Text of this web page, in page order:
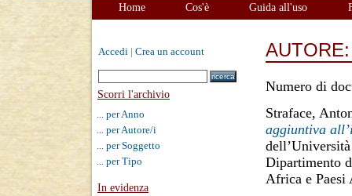
Home Cos'è Guida all'uso
Accedi Crea un account
Scorri l'archivio
... per Anno
... per Autore/i
... per Soggetto
... per Tipo
In evidenza
Numero di
Straface,
aggiuntiva
Dipartimento
Africa e Paesi